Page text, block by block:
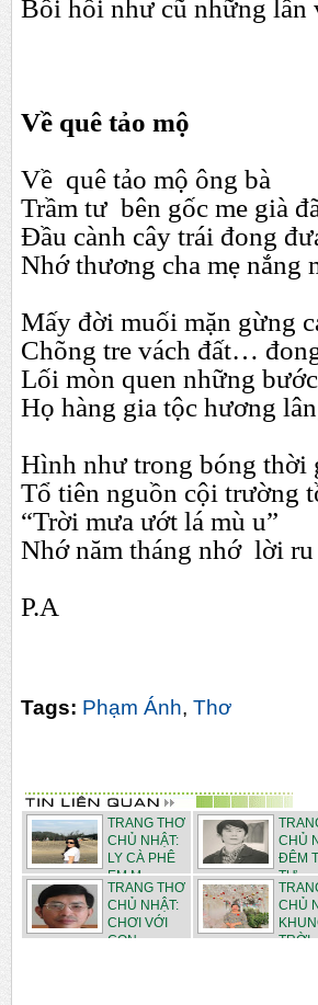
Bồi hồi như cũ những lần
Về quê tảo mộ
Về quê tảo mộ ông bà
Trầm tư bên gốc me già
Đầu cành cây trái đong
Nhớ thương cha mẹ nắng
Mấy đời muối mặn gừng
Chõng tre vách đất…
Lối mòn quen những
Họ hàng gia tộc hương
Hình như trong bóng thời
Tổ tiên nguồn cội trường
“Trời mưa ướt lá mù u”
Nhớ năm tháng nhớ lời ru
P.A
Tags: Phạm Ánh, Thơ
TRANG THƠ
CHỦ NHẬT:
LY CÀ PHÊ
EM M...
CHỦ
ĐÊM
TƯ - ...
TRANG THƠ
CHỦ NHẬT:
CHƠI VỚI
CON - ...
CHỦ
TRỜI